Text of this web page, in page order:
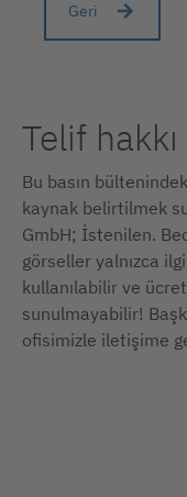
Geri
Telif
Bu basın
kaynak belirtilmek
GmbH; İstenilen.
görseller yalnızca
kullanılabilir ve
sunulmayabilir!
ofisimizle iletişime